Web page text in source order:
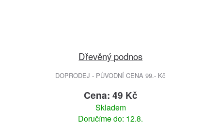
Dřevěný podnos
DOPRODEJ - PŮVODNÍ CENA 99.- Kč
Cena: 49 Kč
Skladem
Doručíme do: 12.8.